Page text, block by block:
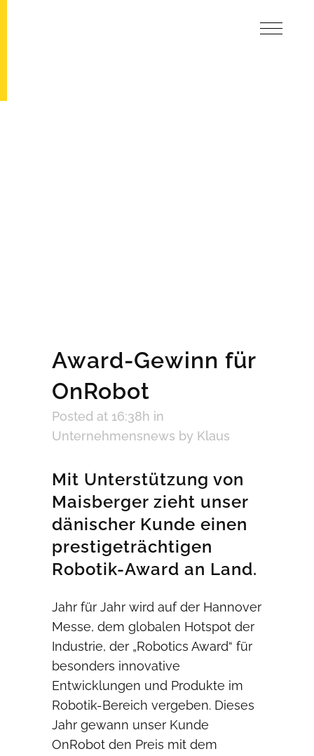
Award-Gewinn für
OnRobot
Posted at 16:38h in
Unternehmensnews by Klaus
Mit Unterstützung von
Maisberger zieht unser
dänischer Kunde einen
prestigeträchtigen
Robotik-Award an Land.
Jahr für Jahr wird auf der Hannover
Messe, dem globalen Hotspot der
Industrie, der „Robotics Award“ für
besonders innovative
Entwicklungen und Produkte im
Robotik-Bereich vergeben. Dieses
Jahr gewann unser Kunde
OnRobot den Preis mit dem